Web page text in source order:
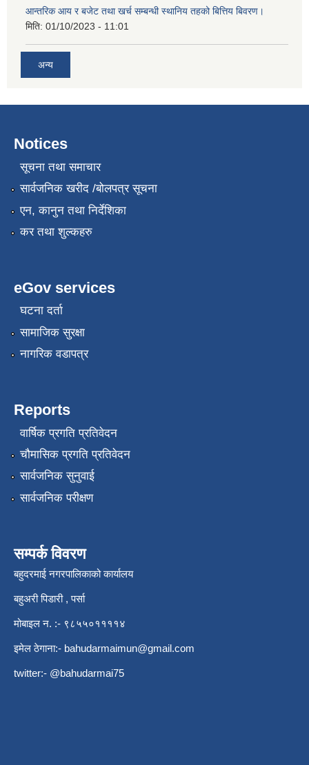
आन्तरिक आय र बजेट तथा खर्च सम्बन्धी स्थानिय तहको बित्तिय बिवरण।
मिति: 01/10/2023 - 11:01
अन्य
Notices
सूचना तथा समाचार
सार्वजनिक खरीद /बोलपत्र सूचना
एन, कानुन तथा निर्देशिका
कर तथा शुल्कहरु
eGov services
घटना दर्ता
सामाजिक सुरक्षा
नागरिक वडापत्र
Reports
वार्षिक प्रगति प्रतिवेदन
चौमासिक प्रगति प्रतिवेदन
सार्वजनिक सुनुवाई
सार्वजनिक परीक्षण
सम्पर्क विवरण
बहुदरमाई नगरपालिकाको कार्यालय
बहुअरी पिडारी , पर्सा
मोबाइल न. :- ९८५५०११११४
इमेल ठेगाना:- bahudarmaimun@gmail.com
twitter:- @bahudarmai75